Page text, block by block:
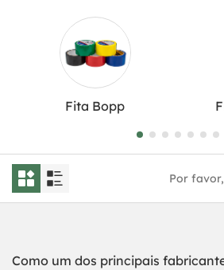
Fita Bopp
Como um dos principais